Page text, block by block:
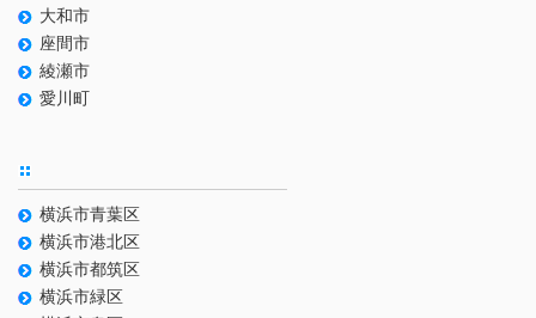
大和市
座間市
綾瀬市
愛川町
横浜市青葉区
横浜市港北区
横浜市都筑区
横浜市緑区